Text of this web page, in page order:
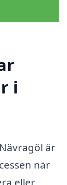
i
är
när
eller